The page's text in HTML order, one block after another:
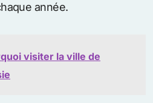
année.
visiter la ville de